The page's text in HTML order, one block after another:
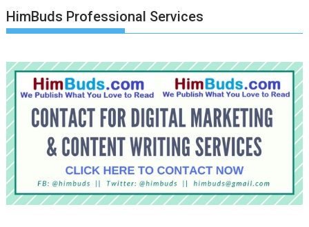
HimBuds Professional Services